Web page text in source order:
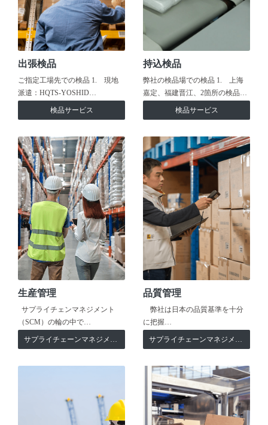
出張検品
ご指定工場先での検品 1. 現地
派遣：HQTS-YOSHID…
検品サービス
持込検品
弊社の検品場での検品 1. 上海
嘉定、福建晋江、2箇所の検品…
検品サービス
生産管理
サプライチェンマネジメント
（SCM）の輪の中で…
サプライチェーンマネジメント
品質管理
弊社は日本の品質基準を十分
に把握…
サプライチェーンマネジメント